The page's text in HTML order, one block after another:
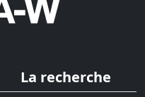
La recherche